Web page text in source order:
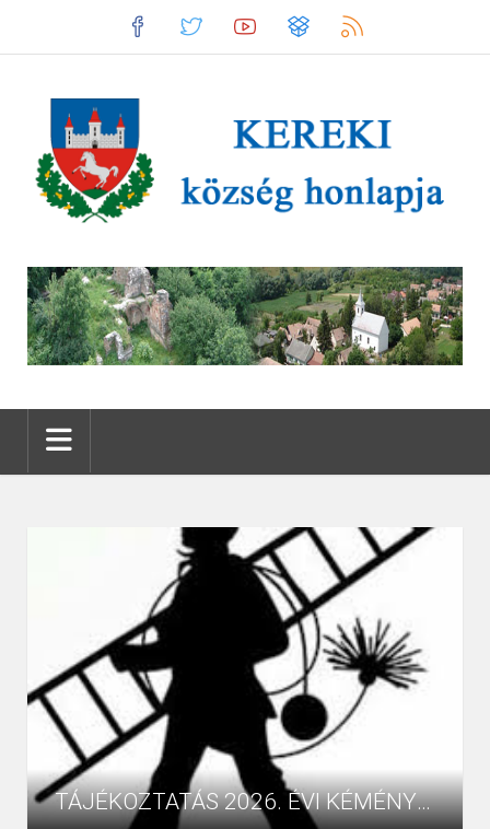
TÁJÉKOZTATÁS 2026. ÉVI KÉMÉNYSEPRŐ-IPARI TÁRSASHÁZI SORMUNKA ÜTEMTERVRŐL